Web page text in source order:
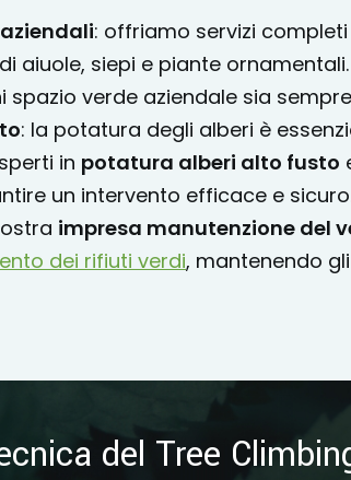
: offriamo servizi
aiuole, siepi e piante
verde aziendale sia
: la potatura degli alberi è
in potatura alberi alto fusto
un intervento efficace e
impresa manutenzione del
dei rifiuti verdi, mantenendo
del Tree